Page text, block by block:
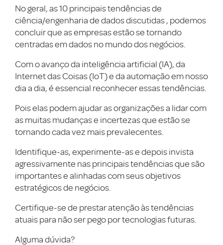
No geral, as 10 principais tendências de
ciência/engenharia de dados discutidas , podemos
concluir que as empresas estão se tornando
centradas em dados no mundo dos negócios.
Com o avanço da inteligência artificial (IA), da
Internet das Coisas (IoT) e da automação em nosso
dia a dia, é essencial reconhecer essas tendências.
Pois elas podem ajudar as organizações a lidar com
as muitas mudanças e incertezas que estão se
tornando cada vez mais prevalecentes.
Identifique-as, experimente-as e depois invista
agressivamente nas principais tendências que são
importantes e alinhadas com seus objetivos
estratégicos de negócios.
Certifique-se de prestar atenção às tendências
atuais para não ser pego por tecnologias futuras.
Alguma dúvida?